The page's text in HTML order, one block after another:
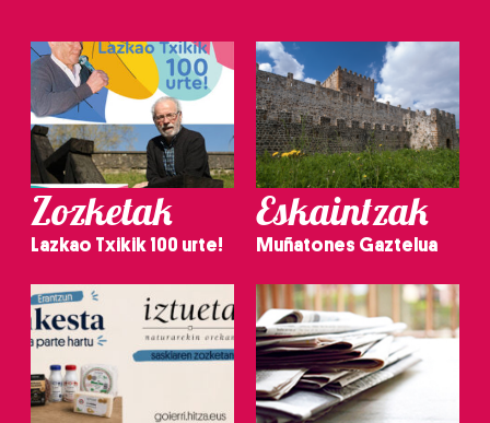
Zozketak
Lazkao Txikik 100 urte!
Eskaintzak
Muñatones Gaztelua